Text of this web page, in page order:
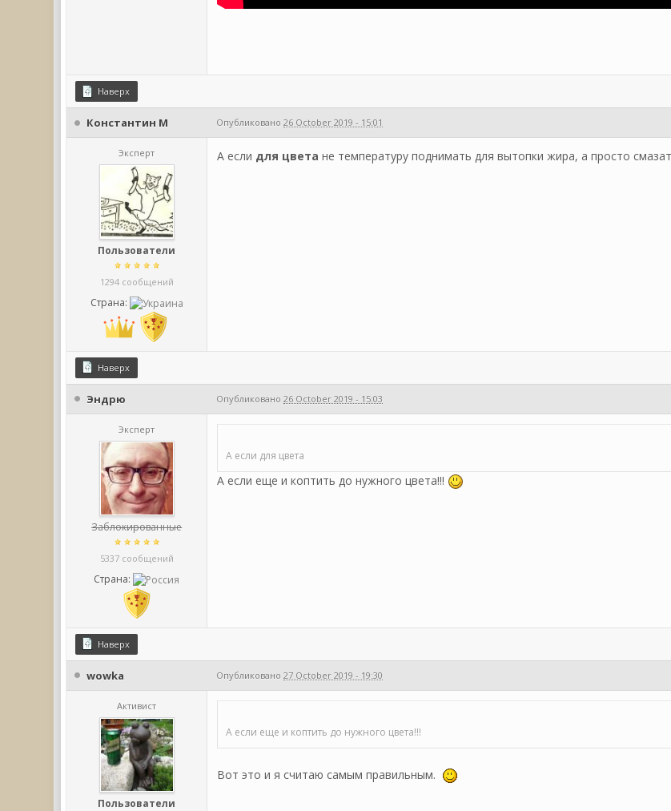
Наверх
Константин М Опубликовано26 October 2019 - 15:01
Эксперт
Пользователи
1294 сообщений
Страна:
А если для цветане температуру поднимать для вытопки жира, а просто
Наверх
Эндрю Опубликовано26 October 2019 - 15:03
Эксперт
Заблокированные
5337 сообщений
Страна:
А если для цвета
А если еще и коптить до нужного цвета!!!
Наверх
wowka Опубликовано27 October 2019 - 19:30
Активист
Пользователи
А если еще и коптить до нужного цвета!!!
Вот это и я считаю самым правильным.